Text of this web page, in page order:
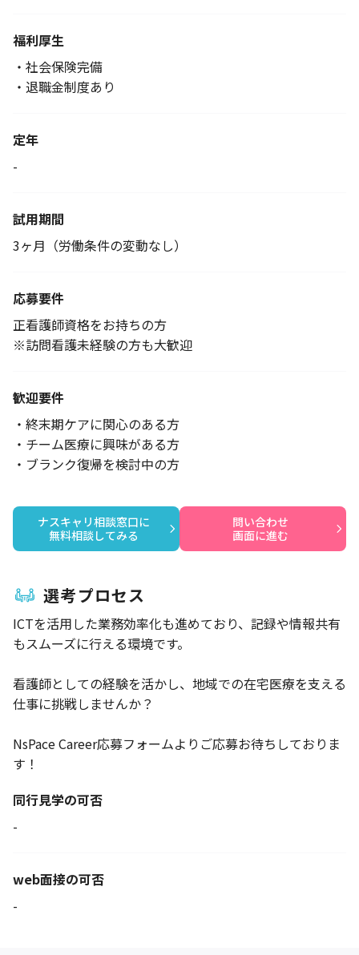
福利厚生
・社会保険完備
・退職金制度あり
定年
-
試用期間
3ヶ月（労働条件の変動なし）
応募要件
正看護師資格をお持ちの方
※訪問看護未経験の方も大歓迎
歓迎要件
・終末期ケアに関心のある方
・チーム医療に興味がある方
・ブランク復帰を検討中の方
ナスキャリ相談窓口に
無料相談してみる
問い合わせ
画面に進む
選考プロセス
ICTを活用した業務効率化も進めており、記録や情報共有
もスムーズに行える環境です。
看護師としての経験を活かし、地域での在宅医療を支える
仕事に挑戦しませんか？
NsPace Career応募フォームよりご応募お待ちしておりま
す！
同行見学の可否
-
web面接の可否
-